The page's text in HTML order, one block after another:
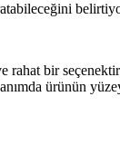
bir
ürünün